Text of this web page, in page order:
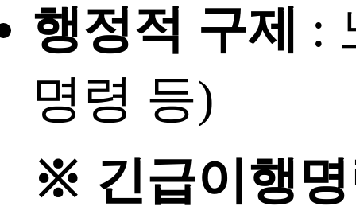
행정적 구제 :
명령 등)
※ 긴급이행명